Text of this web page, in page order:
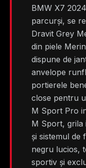
BMW X7
parcurși, se
Dravit Grey
din piele
dispune de
anvelope
portierele
close pentru
M Sport Pro
M Sport, grila
și sistemul
negru lucios,
sportiv și